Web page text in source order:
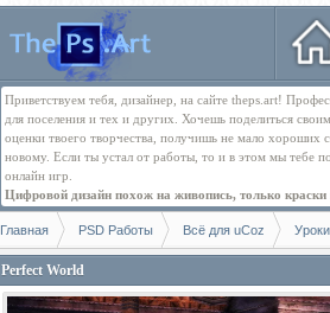
Приветствуем тебя, дизайнер, на сайте theps.art!
для поселения и тех и других. Хочешь поделиться
оценки твоего творчества, получишь не мало
новому. Если ты устал от работы, то и в этом мы тебе
онлайн игр.
Цифровой дизайн похож на живопись, только
Главная PSD Работы Всё для uCoz Уроки
Perfect World